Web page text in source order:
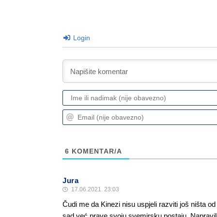
Login
6 KOMENTAR/A
Jura
17.06.2021. 23:03
Čudi me da Kinezi nisu uspjeli razviti još ništa